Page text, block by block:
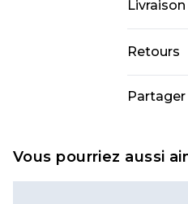
Livraison
Livraison
Livraison
Evri
Retours
nous
Partager
Vous pourriez aussi